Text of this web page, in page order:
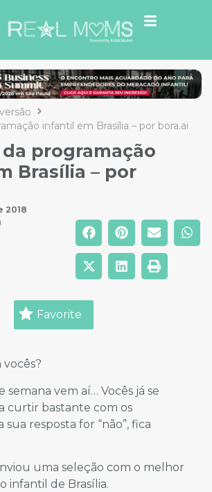
infantil em Brasília – por bora.ai
programação
Brasília – por
2018
Favorite
semana vem aí… Vocês já se
curtir bastante com os
sua resposta for “não”, fica
uma seleção com o melhor
infantil de Brasília.